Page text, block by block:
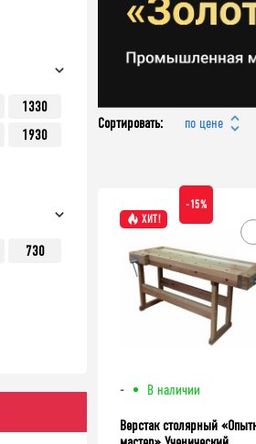
1330
1930
730
-10%
Сортировать: по цене
ХИТ!
-15%
- В наличии
Верстак столярный